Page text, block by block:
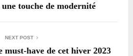
touche de modernité
NEXT POST
must-have de cet hiver 2023